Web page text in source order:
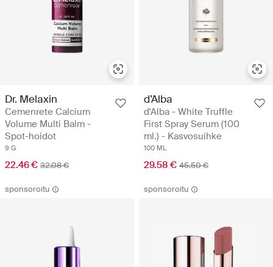
Dr. Melaxin
Cemenrete Calcium
Volume Multi Balm -
Spot-hoidot
9 G
22.46 € 32.08 €
d’Alba
d'Alba - White Truffle
First Spray Serum (100
ml.) - Kasvosuihke
100 ML
29.58 € 45.50 €
sponsoroitu sponsoroitu